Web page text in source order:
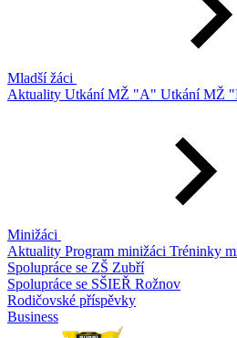
Mladší žáci
Aktuality Utkání MŽ "A" Utkání MŽ
Minižáci
Aktuality Program minižáci Tréninky
Spolupráce se ZŠ Zubří
Spolupráce se SŠIEŘ Rožnov
Rodičovské příspěvky
Business